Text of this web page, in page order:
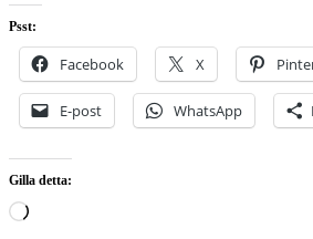
Psst:
Facebook X
E-post WhatsApp
Gilla detta:
Laddar